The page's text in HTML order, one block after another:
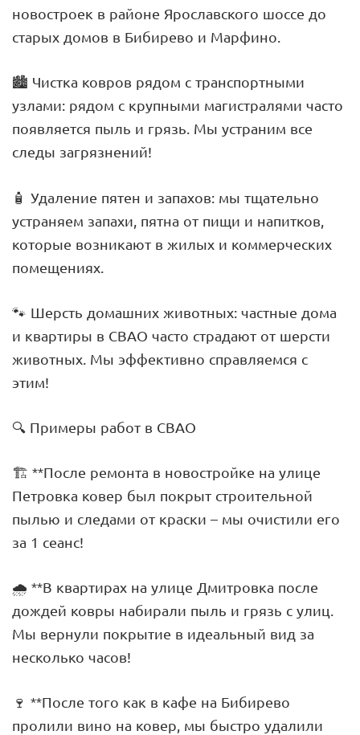
новостроек в районе Ярославского шоссе до
старых домов в Бибирево и Марфино.
🏙️ Чистка ковров рядом с транспортными
узлами: рядом с крупными магистралями часто
появляется пыль и грязь. Мы устраним все
следы загрязнений!
🧴 Удаление пятен и запахов: мы тщательно
устраняем запахи, пятна от пищи и напитков,
которые возникают в жилых и коммерческих
помещениях.
🐾 Шерсть домашних животных: частные дома
и квартиры в СВАО часто страдают от шерсти
животных. Мы эффективно справляемся с
этим!
🔍 Примеры работ в СВАО
🏗️ **После ремонта в новостройке на улице
Петровка ковер был покрыт строительной
пылью и следами от краски – мы очистили его
за 1 сеанс!
🌧️ **В квартирах на улице Дмитровка после
дождей ковры набирали пыль и грязь с улиц.
Мы вернули покрытие в идеальный вид за
несколько часов!
🍷 **После того как в кафе на Бибирево
пролили вино на ковер, мы быстро удалили